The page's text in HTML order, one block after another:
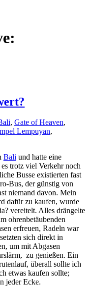
, Gate of Heaven,
Lempuyan,
Bali und hatte eine
trotz viel Verkehr noch
Busse existierten fast
Bus, der günstig von
niemand davon. Mein
dafür zu kaufen, wurde
vereitelt. Alles drängelte
ohrenbetäubenden
erfreuen, Radeln war
sich direkt in
um mit Abgasen
zu genießen. Ein
überall sollte ich
etwas kaufen sollte;
jeder Ecke.